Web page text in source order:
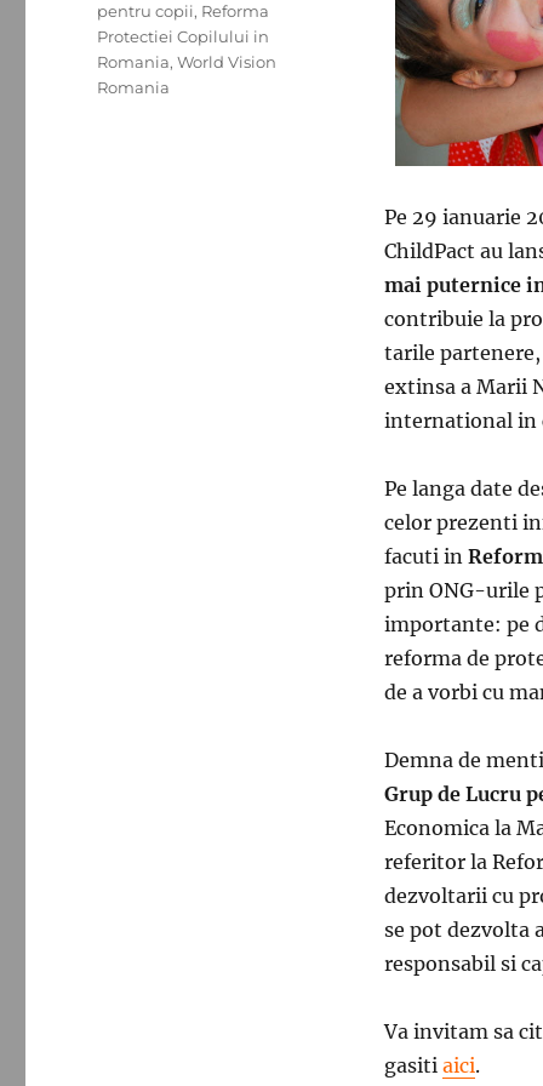
Pe 29 ianuarie
ChildPact au
mai puternice
contribuie la
tarile
extinsa a Marii
international in
Pe langa date
celor prezenti
facuti in
prin ONG-urile
importante: pe
reforma de
de a vorbi cu
Demna de
Grup de Lucru
Economica la
referitor la
dezvoltarii cu
se pot dezvolta
responsabil si
Va invitam sa
gasiti aici.
pentru copii, Reforma
Protectiei Copilului in
Romania,World Vision
Romania